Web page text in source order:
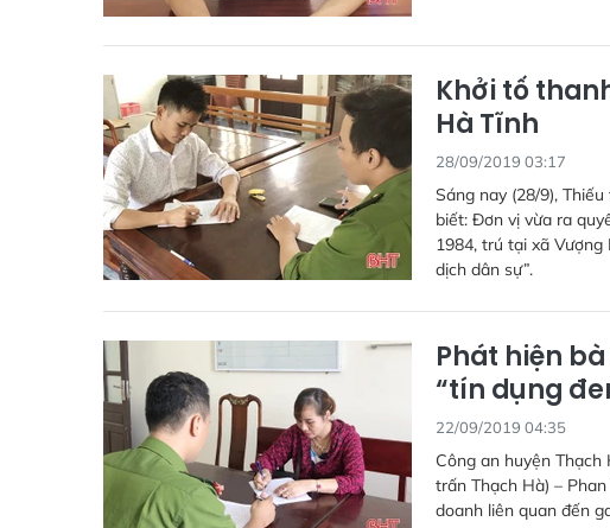
Khởi tố
Hà Tĩnh
28/09/2019 03:17
Sáng nay (28/9),
biết: Đơn vị vừa ra
1984, trú tại xã Vượng
dịch dân sự”.
Phát hiện
“tín dụng
22/09/2019 04:35
Công an huyện
trấn Thạch Hà) –
doanh liên quan đến